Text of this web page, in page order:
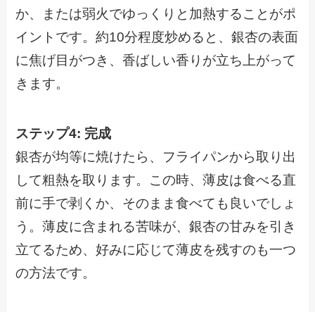
か、または弱火でゆっくりと加熱することがポ
イントです。約10分程度炒めると、銀杏の表面
に焦げ目がつき、香ばしい香りが立ち上がって
きます。
ステップ4: 完成
銀杏が均等に焼けたら、フライパンから取り出
して粗熱を取ります。この時、薄皮は食べる直
前に手で剥くか、そのまま食べても良いでしょ
う。薄皮に含まれる苦味が、銀杏の甘みを引き
立てるため、好みに応じて薄皮を残すのも一つ
の方法です。